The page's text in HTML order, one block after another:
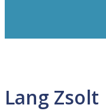
Lang Zsolt